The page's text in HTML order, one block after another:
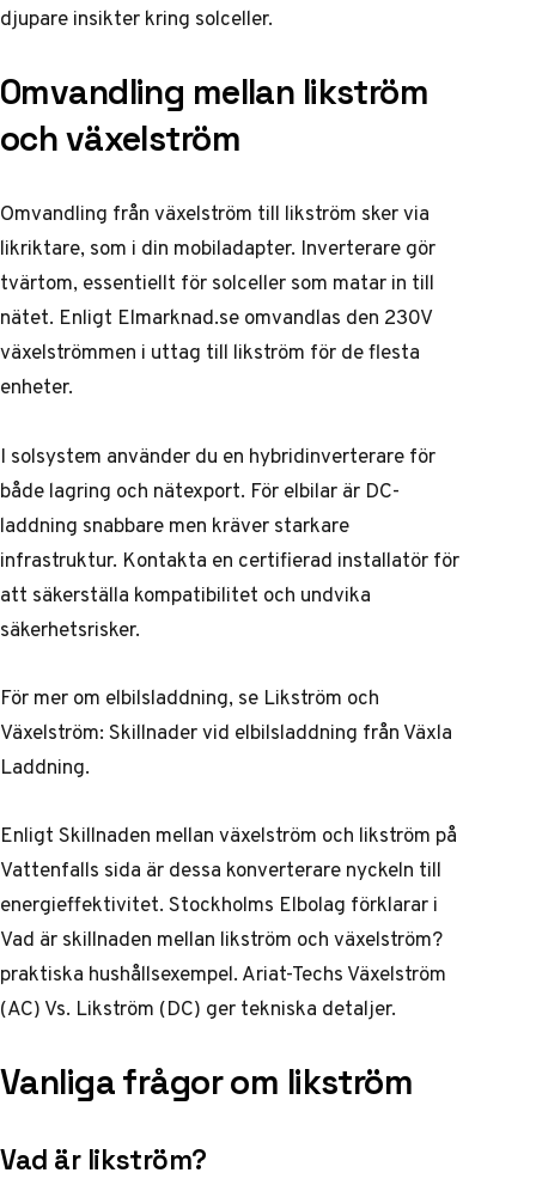
djupare insikter kring solceller.
Omvandling mellan likström
och växelström
Omvandling från växelström till likström sker via
likriktare, som i din mobiladapter. Inverterare gör
tvärtom, essentiellt för solceller som matar in till
nätet. Enligt Elmarknad.se omvandlas den 230V
växelströmmen i uttag till likström för de flesta
enheter.
I solsystem använder du en hybridinverterare för
både lagring och nätexport. För elbilar är DC-
laddning snabbare men kräver starkare
infrastruktur. Kontakta en certifierad installatör för
att säkerställa kompatibilitet och undvika
säkerhetsrisker.
För mer om elbilsladdning, se Likström och
Växelström: Skillnader vid elbilsladdning från Växla
Laddning.
EnligtSkillnaden mellan växelström och likström på
Vattenfalls sida är dessa konverterare nyckeln till
energieffektivitet. Stockholms Elbolag förklarar i
Vad är skillnaden mellan likström och växelström?
praktiska hushållsexempel. Ariat-TechsVäxelström
(AC) Vs. Likström (DC) ger tekniska detaljer.
Vanliga frågor om likström
Vad är likström?